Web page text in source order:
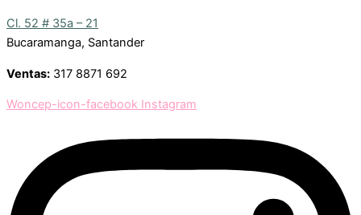
Cl. 52 # 35a – 21
Bucaramanga, Santander
Ventas: 317 8871 692
Woncep-icon-facebook Instagram